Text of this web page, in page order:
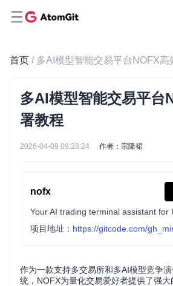
首页 / 多AI模型智能交易平台NOFX高
多AI模型智能交易平台
署教程
2026-04-09 09:28:24 作者：宗隆裙
nofx
项目地址： https://gitcode.com/
作为一款支持多交易所和多AI模型竞争
统，NOFX为量化交易爱好者提供了强